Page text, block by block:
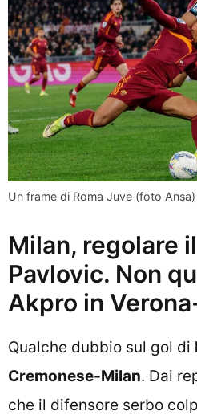
Un frame di Roma Juve (foto
Milan, regolare
Pavlovic. Non
Akpro in
Qualche dubbio sul gol di
Cremonese-Milan. Dai
che il difensore serbo